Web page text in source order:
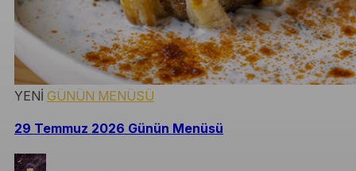
YENİ GÜNÜN MENÜSÜ
29 Temmuz 2026 Günün Menüsü